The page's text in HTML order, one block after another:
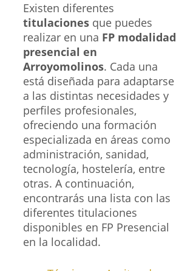
Existen diferentes
titulaciones que puedes
realizar en una FP modalidad
presencial en
Arroyomolinos. Cada una
está diseñada para adaptarse
a las distintas necesidades y
perfiles profesionales,
ofreciendo una formación
especializada en áreas como
administración, sanidad,
tecnología, hostelería, entre
otras. A continuación,
encontrarás una lista con las
diferentes titulaciones
disponibles en FP Presencial
en la localidad.